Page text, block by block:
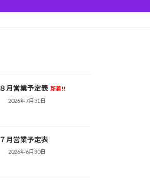
８月営業予定表 新着!!
2026年7月31日
７月営業予定表
2026年6月30日